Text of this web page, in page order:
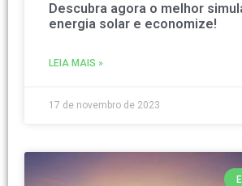
Descubra agora o melhor
energia solar e economize!
LEIA MAIS »
17 de novembro de 2023